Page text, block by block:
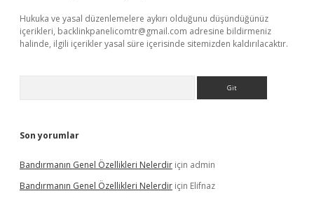
Hukuka ve yasal düzenlemelere aykırı olduğunu düşündüğünüz
içerikleri, backlinkpanelicomtr@gmail.com adresine bildirmeniz
halinde, ilgili içerikler yasal süre içerisinde sitemizden kaldırılacaktır.
Son yorumlar
Bandırmanın Genel Özellikleri Nelerdir için admin
Bandırmanın Genel Özellikleri Nelerdir için Elifnaz